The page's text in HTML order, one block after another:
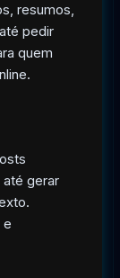
resumos,
pedir
quem
gerar
e